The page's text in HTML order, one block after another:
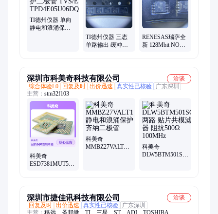
TI德州仪器 单向
静电和浪涌保护
TI德州仪器 三态
单路输出 缓冲器/
RENESAS瑞萨全
新 128Mbit NOR
深圳市科美奇科技有限公司
洽谈
综合体验L0
回复及时 出价迅速 真实性已核验
广东深圳
主营： stm32f103
科美奇
ESD7381MUT5G
科美奇
MMBZ27VALT1
科美奇
DLW5BTM501SQ2L
深圳市捷佳讯科技有限公司
洽谈
回复及时 出价迅速 真实性已核验
广东深圳